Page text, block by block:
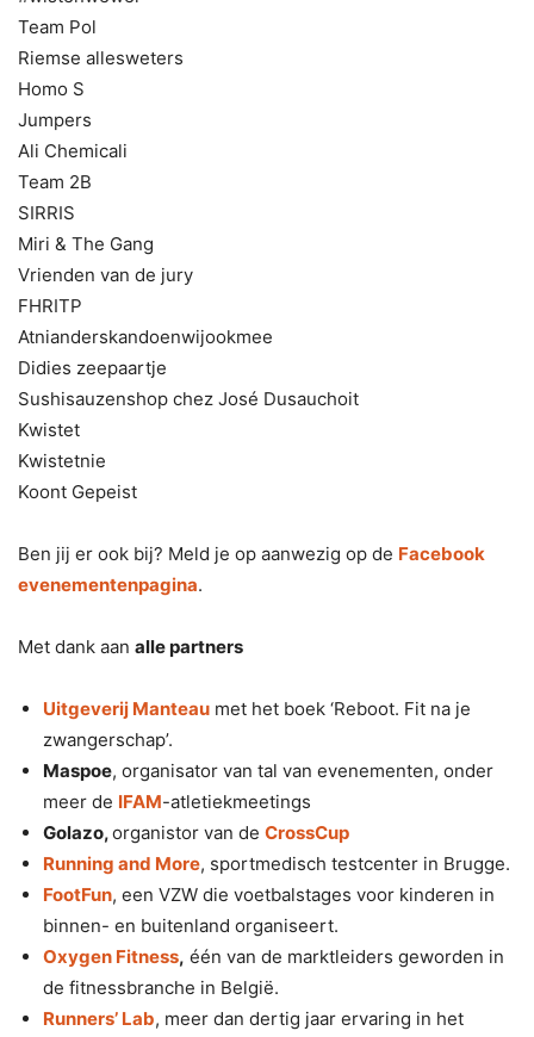
Team Pol
Riemse allesweters
Homo S
Jumpers
Ali Chemicali
Team 2B
SIRRIS
Miri & The Gang
Vrienden van de jury
FHRITP
Atnianderskandoenwijookmee
Didies zeepaartje
Sushisauzenshop chez José Dusauchoit
Kwistet
Kwistetnie
Koont Gepeist
Ben jij er ook bij? Meld je op aanwezig op de Facebook
evenementenpagina.
Met dank aan alle partners
Uitgeverij Manteau met het boek ‘Reboot. Fit na je
zwangerschap’.
Maspoe, organisator van tal van evenementen, onder
meer de IFAM-atletiekmeetings
Golazo,organistor van de CrossCup
Running and More, sportmedisch testcenter in Brugge.
FootFun, een VZW die voetbalstages voor kinderen in
binnen- en buitenland organiseert.
Oxygen Fitness, één van de marktleiders geworden in
de fitnessbranche in België.
Runners’ Lab, meer dan dertig jaar ervaring in het